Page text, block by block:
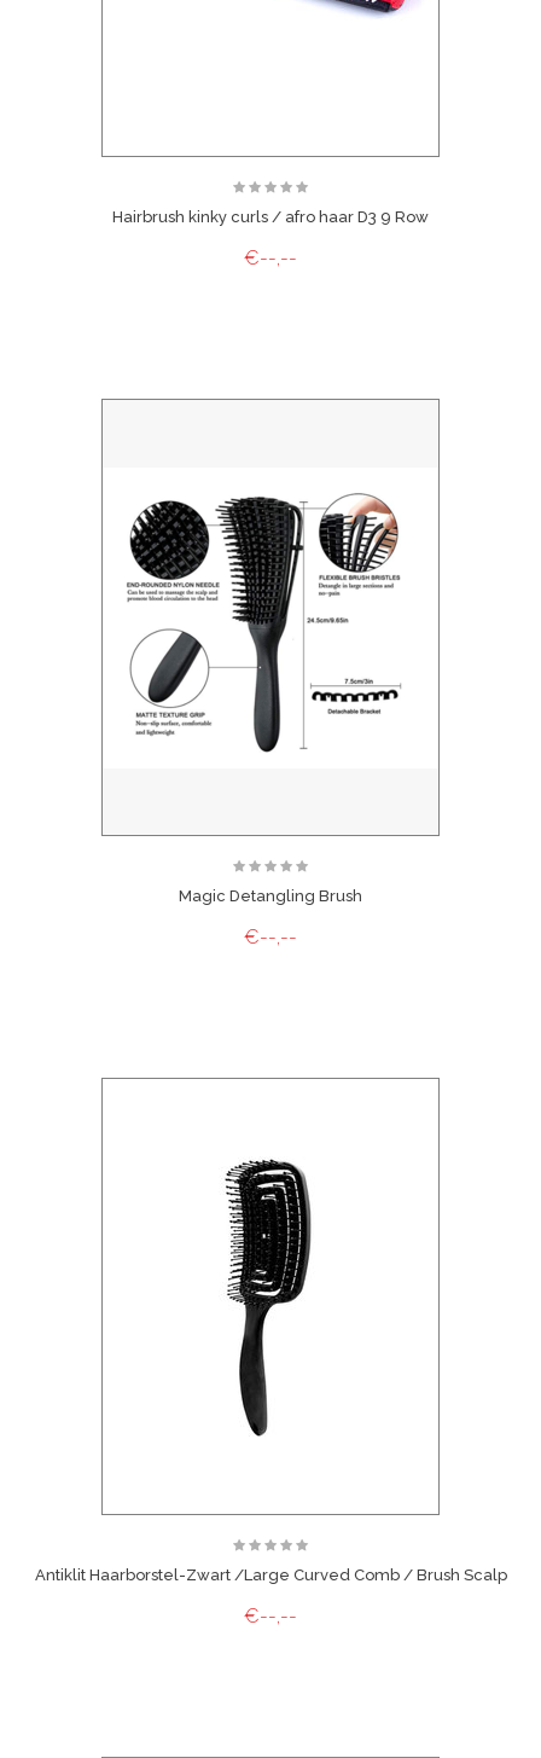
Hairbrush kinky curls / afro haar D3 9 Row
€--,--
Magic Detangling Brush
€--,--
Antiklit Haarborstel-Zwart /Large Curved Comb / Brush Scalp
€--,--